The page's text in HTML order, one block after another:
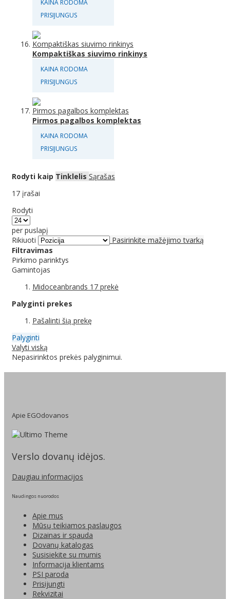
KAINA RODOMA
PRISIJUNGUS
Kompaktiškas siuvimo rinkinys
KAINA RODOMA
PRISIJUNGUS
Pirmos pagalbos komplektas
KAINA RODOMA
PRISIJUNGUS
Rodyti kaip Tinklelis Sąrašas
17 įrašai
Rodyti
per puslapį
Rikiuoti
Pasirinkite mažėjimo tvarką
Filtravimas
Pirkimo parinktys
Gamintojas
Midoceanbrands 17 prekė
Palyginti prekes
Pašalinti šią prekę
Palyginti
Valyti viską
Nepasirinktos prekės palyginimui.
Apie EGOdovanos
Verslo dovanų idėjos.
Daugiau informacijos
Naudingos nuorodos
Apie mus
Mūsų teikiamos paslaugos
Dizainas ir spauda
Dovanų katalogas
Susisiekite su mumis
Informacija klientams
PSI paroda
Prisijungti
Rekvizitai